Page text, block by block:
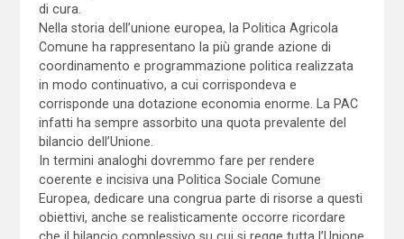
di cura.
Nella storia dell’unione europea, la Politica Agricola
Comune ha rappresentano la più grande azione di
coordinamento e programmazione politica realizzata
in modo continuativo, a cui corrispondeva e
corrisponde una dotazione economia enorme. La PAC
infatti ha sempre assorbito una quota prevalente del
bilancio dell’Unione.
In termini analoghi dovremmo fare per rendere
coerente e incisiva una Politica Sociale Comune
Europea, dedicare una congrua parte di risorse a questi
obiettivi, anche se realisticamente occorre ricordare
che il bilancio complessivo su cui si regge tutta l’Unione